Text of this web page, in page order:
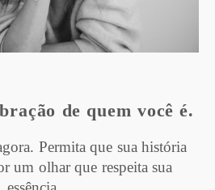
de quem você é.
Permita que sua história
um olhar que respeita sua